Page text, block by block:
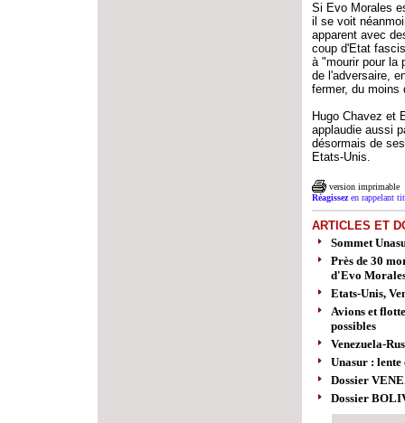
Si Evo Morales
il se voit
apparent avec
coup d'Etat
à "mourir pour la
de l'adversaire,
fermer, du moins
Hugo Chavez et
applaudie aussi
désormais de
Etats-Unis.
version imprimable
Réagissezen rappelant
ARTICLES ET
Sommet
Près de 30
d'Evo
Etats-Unis,
Avions et
possibles
Venezuela-
Unasur : lente
Dossier
Dossier